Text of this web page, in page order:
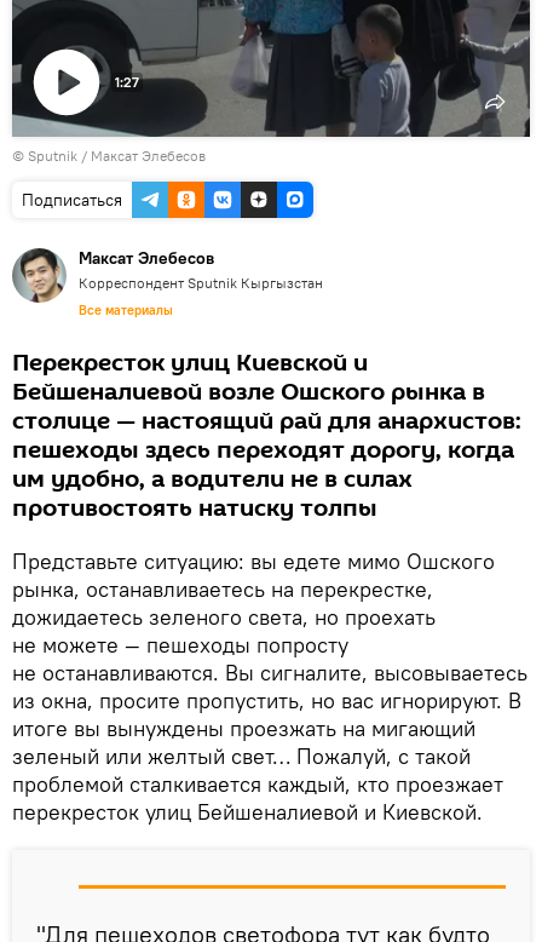
Воспроизвести
видео
1:27
© Sputnik / Максат Элебесов
Подписаться
Максат Элебесов
Корреспондент Sputnik Кыргызстан
Все материалы
Перекресток улиц Киевской и
Бейшеналиевой возле Ошского рынка в
столице — настоящий рай для анархистов:
пешеходы здесь переходят дорогу, когда
им удобно, а водители не в силах
противостоять натиску толпы
Представьте ситуацию: вы едете мимо Ошского
рынка, останавливаетесь на перекрестке,
дожидаетесь зеленого света, но проехать
не можете — пешеходы попросту
не останавливаются. Вы сигналите, высовываетесь
из окна, просите пропустить, но вас игнорируют. В
итоге вы вынуждены проезжать на мигающий
зеленый или желтый свет… Пожалуй, с такой
проблемой сталкивается каждый, кто проезжает
перекресток улиц Бейшеналиевой и Киевской.
"Для пешеходов светофора тут как будто